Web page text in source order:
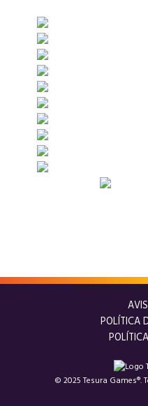
POLÍTICA
© 2025 Tesura Games®.